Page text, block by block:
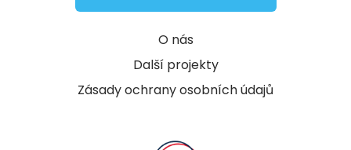
O nás
Další projekty
Zásady ochrany osobních údajů